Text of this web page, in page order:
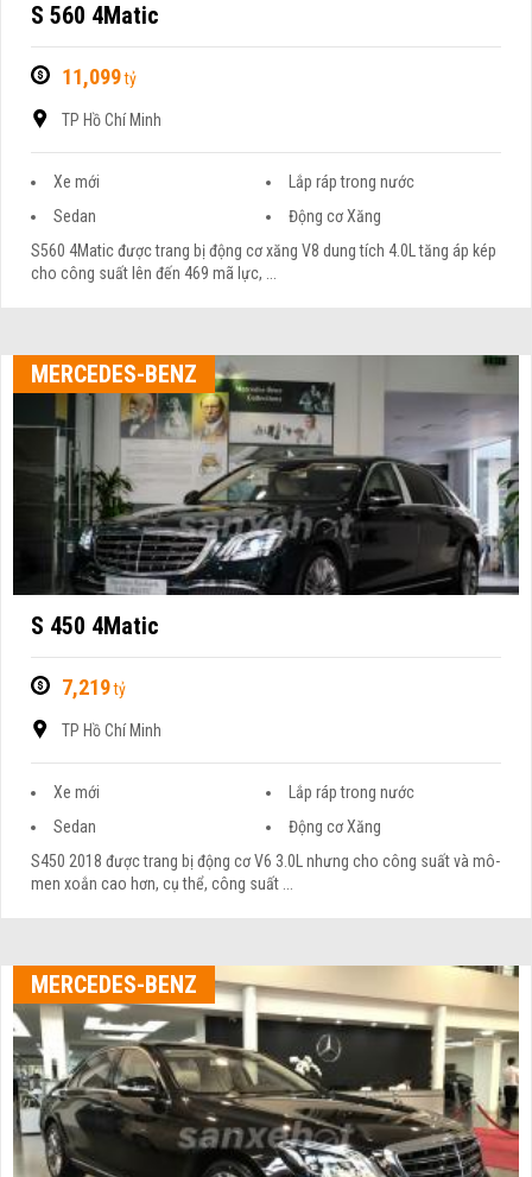
S 560 4Matic
11,099tỷ
TP Hồ Chí Minh
Xe mới
Lắp ráp trong nước
Sedan
Động cơ Xăng
S560 4Matic được trang bị động cơ xăng V8 dung tích 4.0L tăng áp kép
cho công suất lên đến 469 mã lực, ...
MERCEDES-BENZ
S 450 4Matic
7,219tỷ
TP Hồ Chí Minh
Xe mới
Lắp ráp trong nước
Sedan
Động cơ Xăng
S450 2018 được trang bị động cơ V6 3.0L nhưng cho công suất và mô-
men xoắn cao hơn, cụ thể, công suất ...
MERCEDES-BENZ